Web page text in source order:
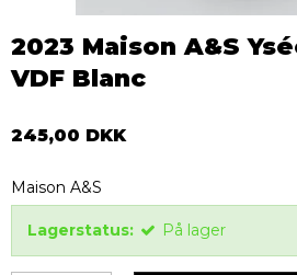
2023 Maison A&S
VDF Blanc
245,00 DKK
Maison A&S
Lagerstatus: På lager